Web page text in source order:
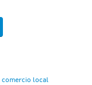
comercio local